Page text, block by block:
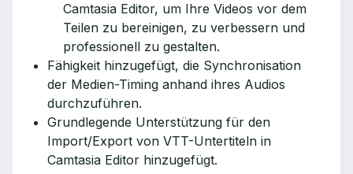
Camtasia Editor, um Ihre Videos vor dem
Teilen zu bereinigen, zu verbessern und
professionell zu gestalten.
Fähigkeit hinzugefügt, die Synchronisation
der Medien-Timing anhand ihres Audios
durchzuführen.
Grundlegende Unterstützung für den
Import/Export von VTT-Untertiteln in
Camtasia Editor hinzugefügt.